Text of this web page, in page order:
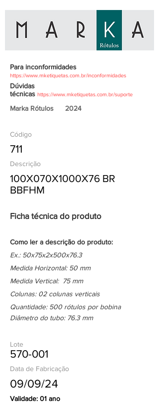
Para inconformidades
https://www.mketiquetas.com.br/inconformidades
Dúvidas
técnicas https://www.mketiquetas.com.br/suporte
Marka Rótulos 2024
Código
711
Descrição
100X070X1000X76 BR
BBFHM
Ficha técnica do produto
Como ler a descrição do produto:
Ex.: 50x75x2x500x76.3
Medida Horizontal: 50 mm
Medida Vertical: 75 mm
Colunas: 02 colunas verticais
Quantidade: 500 rótulos por bobina
Diâmetro do tubo: 76.3 mm
Lote
570-001
Data de Fabricação
09/09/24
Validade: 01 ano